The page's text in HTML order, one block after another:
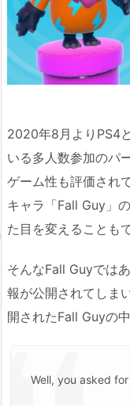
2020年8月よりPS4
いる多人数参加のパ
ゲーム性も評価され
キャラ「Fall Guy」
た目を変えることも
そんなFall Guyでは
報が公開されてしま
開されたFall Guyの
Well, you asked